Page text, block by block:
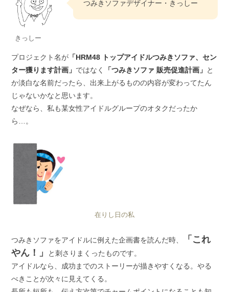
きっしー
つみきソファデザイナー・きっしー
プロジェクト名が 「HRM48 トップアイドルつみきソファ、セン
ター獲ります計画」 ではなく 「つみきソファ 販売促進計画」 と
か淡白な名前だったら、出来上がるものの内容が変わってたん
じゃないかなと思います。
なぜなら、私も某女性アイドルグループのオタクだったか
ら…。
在りし日の私
つみきソファをアイドルに例えた企画書を読んだ時、
「これ
やん！」
と刺さりまくったものです。
アイドルなら、成功までのストーリーが描きやすくなる。やる
べきことが次々に見えてくる。